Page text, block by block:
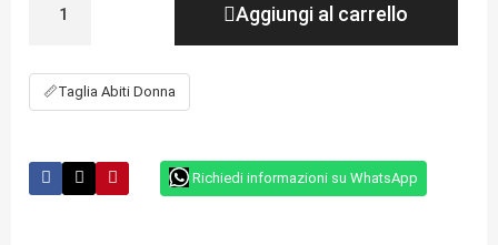
Aggiungi al carrello
📏Taglia Abiti Donna
Richiedi informazioni su WhatsApp